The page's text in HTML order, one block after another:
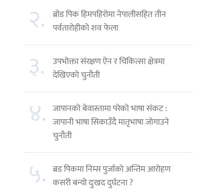
२. ब्रोड पिक हिमपहिरोमा नेपालीसहित तीन
पर्वतारोहीको शव फेला
३.
उपभोक्ता संरक्षण ऐन र चिकित्सा क्षेत्रमा
देखिएको चुनौती
४. जापानको बेवास्तामा परेको भाषा संकट :
जापानी भाषा सिकाउँदै मातृभाषा जोगाउने
चुनौती
५. ब्रड पिकमा निम्स पुर्जाको अन्तिम आरोहण
कसरी बन्यो दुःखद दुर्घटना ?